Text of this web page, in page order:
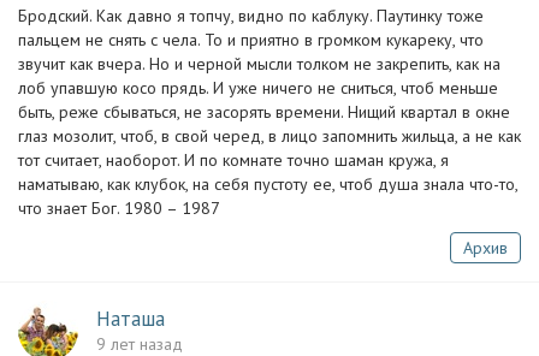
Бродский. Как давно я топчу, видно по каблуку. Паутинку тоже
пальцем не снять с чела. То и приятно в громком кукареку, что
звучит как вчера. Но и черной мысли толком не закрепить, как на
лоб упавшую косо прядь. И уже ничего не сниться, чтоб меньше
быть, реже сбываться, не засорять времени. Нищий квартал в окне
глаз мозолит, чтоб, в свой черед, в лицо запомнить жильца, а не как
тот считает, наоборот. И по комнате точно шаман кружа, я
наматываю, как клубок, на себя пустоту ее, чтоб душа знала что-то,
что знает Бог. 1980 – 1987
Архив
Наташа
9 лет назад